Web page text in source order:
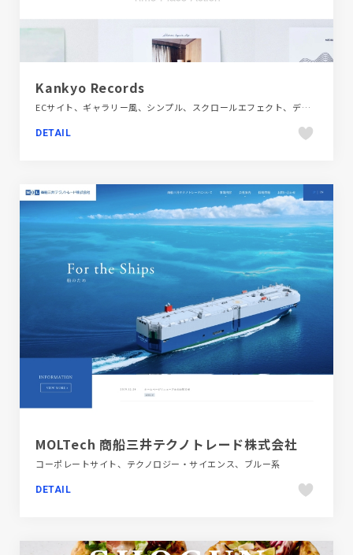
Kankyo Records
ECサイト、ギャラリー風、シンプル、スクロールエフェクト、デザイン・アート・音楽・文芸、ナチュラル、ブランド・サービスサイト、ホワイト系、モーション多め、大きめ写真
DETAIL
MOLTech 商船三井テクノトレード株式会社
コーポレートサイト、テクノロジー・サイエンス、ブルー系
DETAIL